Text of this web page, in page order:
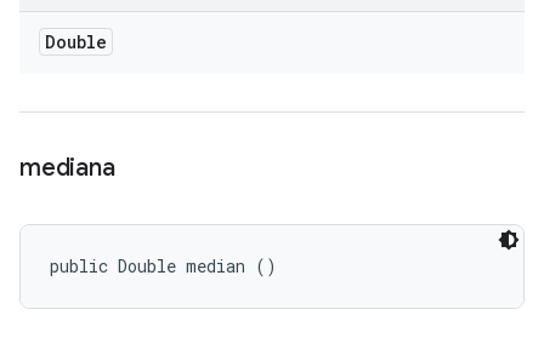
Double
mediana
public Double median ()